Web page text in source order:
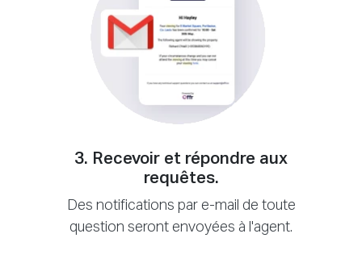
3. Recevoir et répondre aux
requêtes.
Des notifications par e-mail de toute
question seront envoyées à l'agent.